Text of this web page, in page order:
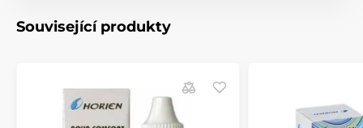
Související produkty